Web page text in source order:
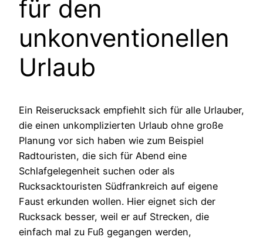
für den
unkonventionellen
Urlaub
Ein Reiserucksack empfiehlt sich für alle Urlauber,
die einen unkomplizierten Urlaub ohne große
Planung vor sich haben wie zum Beispiel
Radtouristen, die sich für Abend eine
Schlafgelegenheit suchen oder als
Rucksacktouristen Südfrankreich auf eigene
Faust erkunden wollen. Hier eignet sich der
Rucksack besser, weil er auf Strecken, die
einfach mal zu Fuß gegangen werden,